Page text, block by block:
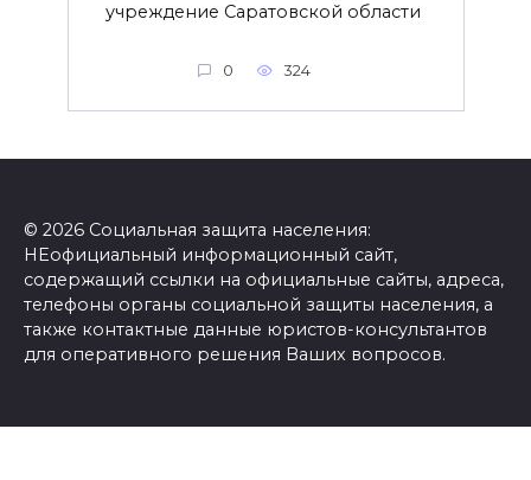
учреждение Саратовской области
0 324
© 2026 Социальная защита населения:
НЕофициальный информационный сайт,
содержащий ссылки на официальные сайты, адреса,
телефоны органы социальной защиты населения, а
также контактные данные юристов-консультантов
для оперативного решения Ваших вопросов.